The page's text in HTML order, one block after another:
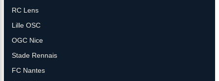
RC Lens
Lille OSC
OGC Nice
Stade Rennais
FC Nantes